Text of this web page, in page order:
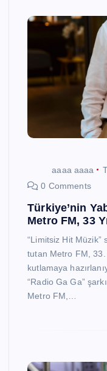
aaaa aaaa
0 Comments
Türkiye’nin
Metro FM, 33
“Limitsiz Hit Müzik”
tutan Metro FM, 33.
kutlamaya
“Radio Ga Ga”
Metro FM,…